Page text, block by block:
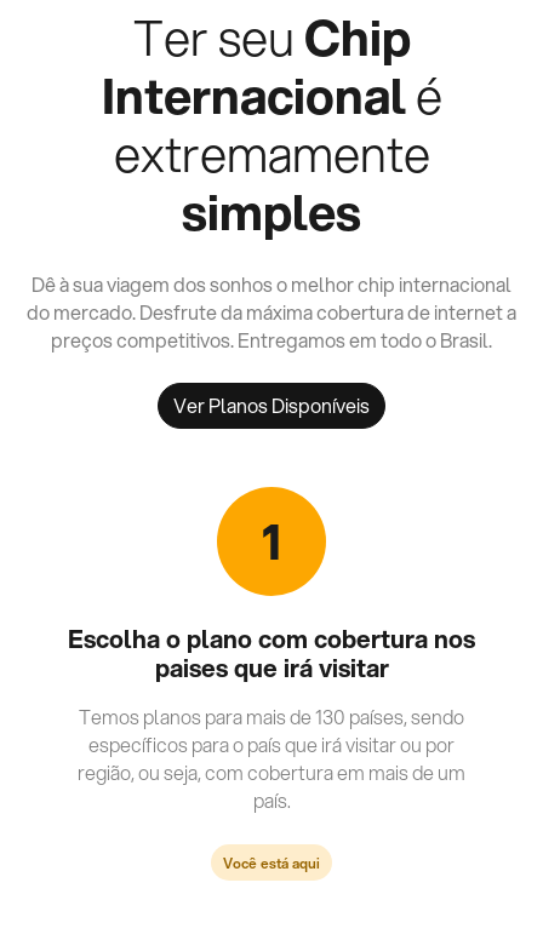
Ter seuChip
Internacionalé
extremamente
simples
Dê à sua viagem dos sonhos o melhor chip internacional
do mercado. Desfrute da máxima cobertura de internet a
preços competitivos. Entregamos em todo o Brasil.
Ver Planos Disponíveis
1
Escolha o plano com cobertura nos
paises que irá visitar
Temos planos para mais de 130 países, sendo
específicos para o país que irá visitar ou por
região, ou seja, com cobertura em mais de um
país.
Você está aqui